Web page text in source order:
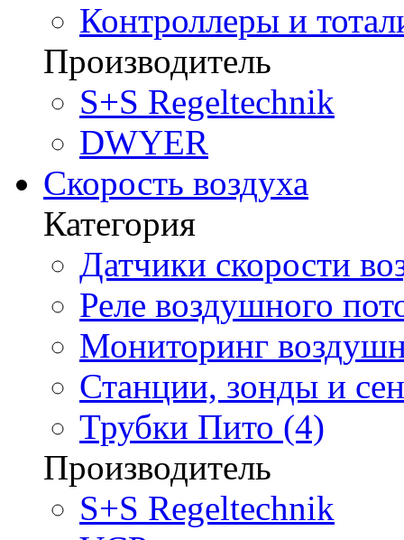
Контроллеры и
Производитель
S+S Regeltechnik
DWYER
Скорость воздуха
Категория
Датчики скорости
Реле воздушного
Мониторинг
Станции, зонды и
Трубки Пито (4)
Производитель
S+S Regeltechnik